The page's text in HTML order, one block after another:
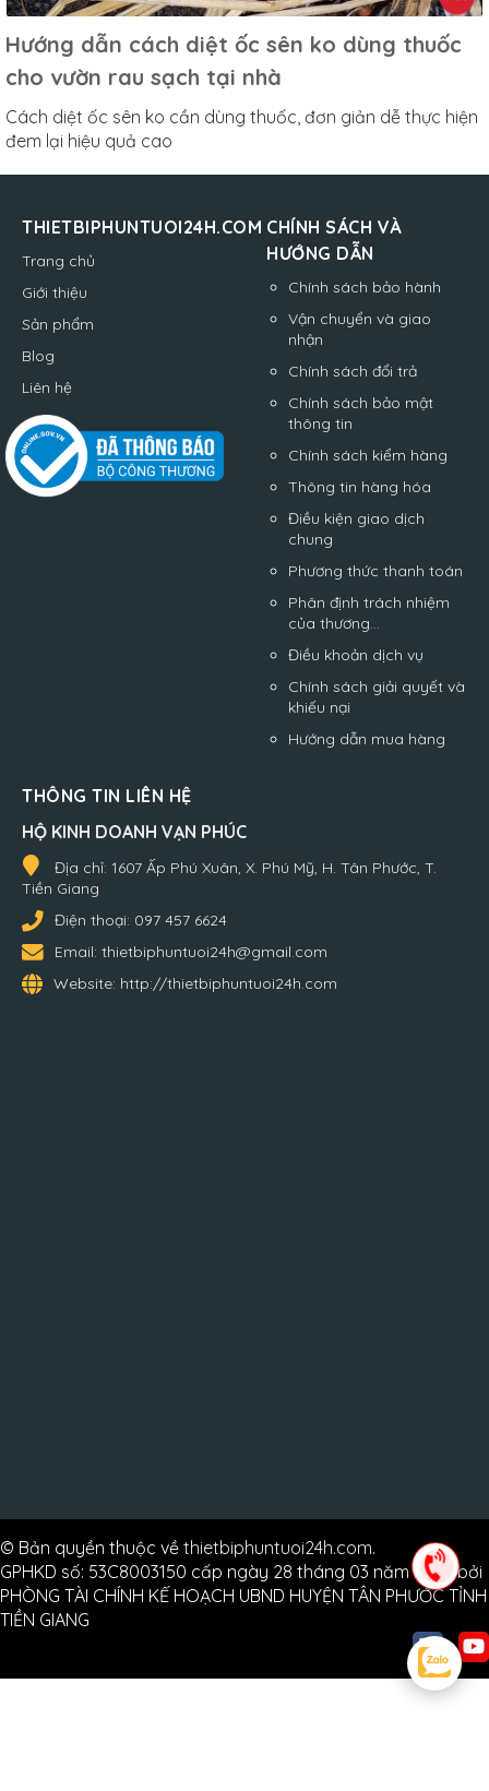
Hướng dẫn cách diệt ốc sên ko dùng thuốc
cho vườn rau sạch tại nhà
Cách diệt ốc sên ko cần dùng thuốc, đơn giản dễ thực hiện
đem lại hiệu quả cao
THIETBIPHUNTUOI24H.COM
Trang chủ
Giới thiệu
Sản phẩm
Blog
Liên hệ
CHÍNH SÁCH VÀ
HƯỚNG DẪN
Chính sách bảo hành
Vận chuyển và giao
nhận
Chính sách đổi trả
Chính sách bảo mật
thông tin
Chính sách kiểm hàng
Thông tin hàng hóa
Điều kiện giao dịch
chung
Phương thức thanh toán
Phân định trách nhiệm
của thương...
Điều khoản dịch vụ
Chính sách giải quyết và
khiếu nại
Hướng dẫn mua hàng
THÔNG TIN LIÊN HỆ
HỘ KINH DOANH VẠN PHÚC
Địa chỉ: 1607 Ấp Phú Xuân, X. Phú Mỹ, H. Tân Phước, T.
Tiền Giang
Điện thoại: 097 457 6624
Email: thietbiphuntuoi24h@gmail.com
Website: http://thietbiphuntuoi24h.com
© Bản quyền thuộc về thietbiphuntuoi24h.com.
GPHKD số: 53C8003150 cấp ngày 28 tháng 03 năm 2024 bởi
PHÒNG TÀI CHÍNH KẾ HOẠCH UBND HUYỆN TÂN PHƯỚC TỈNH
TIỀN GIANG